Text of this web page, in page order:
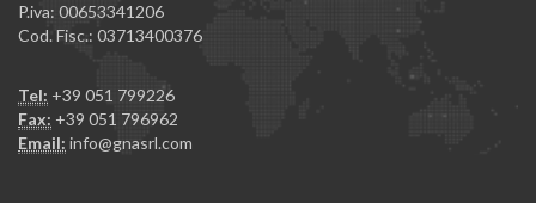
P.iva: 00653341206
Cod. Fisc.: 03713400376
Tel: +39 051 799226
Fax: +39 051 796962
Email: info@gnasrl.com